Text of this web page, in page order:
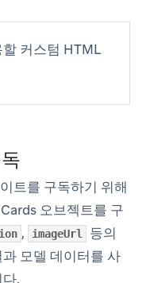
커스텀 HTML
트를 구독하기 위해
오브젝트를 구
, imageUrl
등의
모델 데이터를 사
.